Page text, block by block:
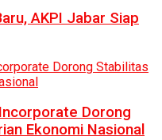
AKPI Jabar Siap
Dorong
Ekonomi Nasional